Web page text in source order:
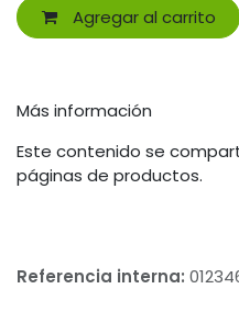
Agregar al carrito
Más información
Este contenido se
páginas de productos.
Referencia interna: